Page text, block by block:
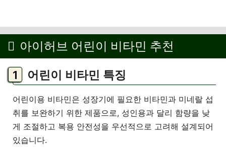
아이허브 어린이 비타민 추천
어린이 비타민 특징
어린이용 비타민은 성장기에 필요한 비타민과 미네랄 섭
취를 보완하기 위한 제품으로, 성인용과 달리 함량을 낮
게 조절하고 복용 안전성을 우선적으로 고려해 설계되어
있습니다.